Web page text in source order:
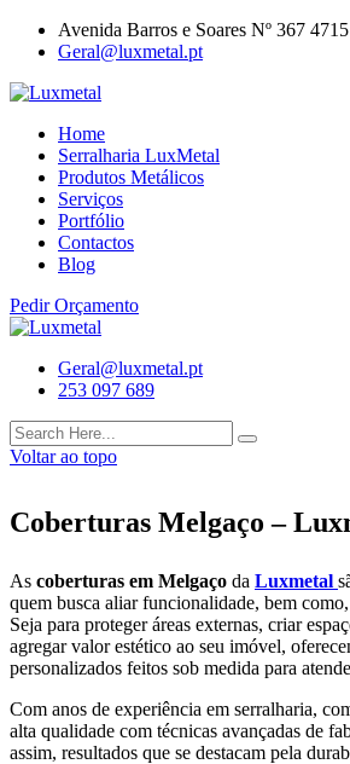
Avenida Barros e Soares Nº 367
Geral@luxmetal.pt
Home
Serralharia LuxMetal
Produtos Metálicos
Serviços
Portfólio
Contactos
Blog
Pedir Orçamento
Geral@luxmetal.pt
253 097 689
Voltar ao topo
Coberturas Melgaço –
As coberturas em Melgaço da Luxmetal
quem busca aliar funcionalidade, bem
Seja para proteger áreas externas, criar
agregar valor estético ao seu imóvel,
personalizados feitos sob medida para
Com anos de experiência em serralharia,
alta qualidade com técnicas avançadas de
assim, resultados que se destacam pela